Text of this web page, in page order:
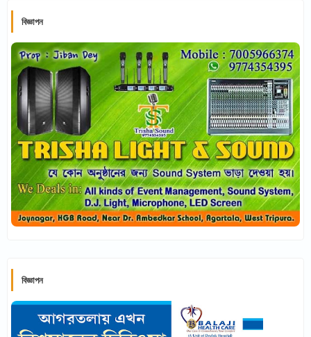
বিজ্ঞাপন
বিজ্ঞাপন